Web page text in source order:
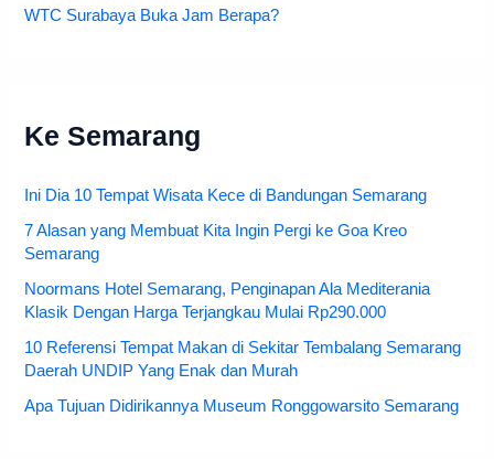
WTC Surabaya Buka Jam Berapa?
Ke Semarang
Ini Dia 10 Tempat Wisata Kece di Bandungan Semarang
7 Alasan yang Membuat Kita Ingin Pergi ke Goa Kreo
Semarang
Noormans Hotel Semarang, Penginapan Ala Mediterania
Klasik Dengan Harga Terjangkau Mulai Rp290.000
10 Referensi Tempat Makan di Sekitar Tembalang Semarang
Daerah UNDIP Yang Enak dan Murah
Apa Tujuan Didirikannya Museum Ronggowarsito Semarang